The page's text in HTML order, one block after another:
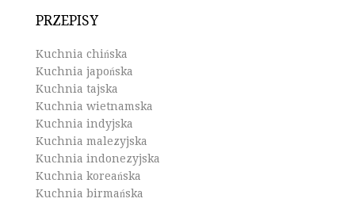
PRZEPISY
Kuchnia chińska
Kuchnia japońska
Kuchnia tajska
Kuchnia wietnamska
Kuchnia indyjska
Kuchnia malezyjska
Kuchnia indonezyjska
Kuchnia koreańska
Kuchnia birmańska